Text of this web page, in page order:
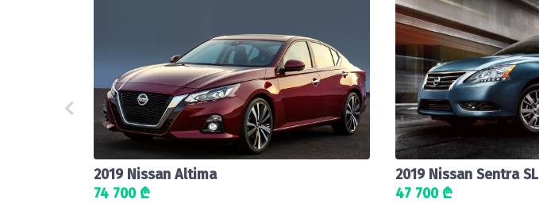
2019 Nissan Altima
74 700 ₾
2019 Nissan Sentra SL
47 700 ₾